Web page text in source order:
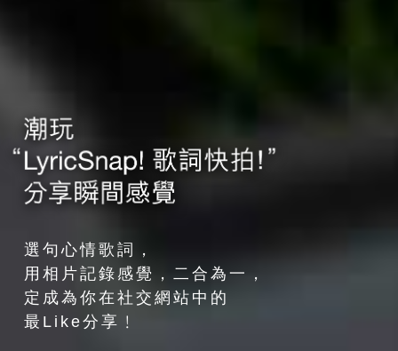
選句心情歌詞，
用相片記錄感覺，二合為一，
定成為你在社交網站中的
最Like分享﹗